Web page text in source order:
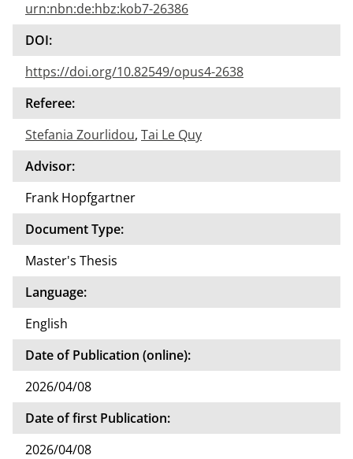
urn:nbn:de:hbz:kob7-26386
DOI:
https://doi.org/10.82549/opus4-2638
Referee:
Stefania Zourlidou, Tai Le Quy
Advisor:
Frank Hopfgartner
Document Type:
Master's Thesis
Language:
English
Date of Publication (online):
2026/04/08
Date of first Publication:
2026/04/08